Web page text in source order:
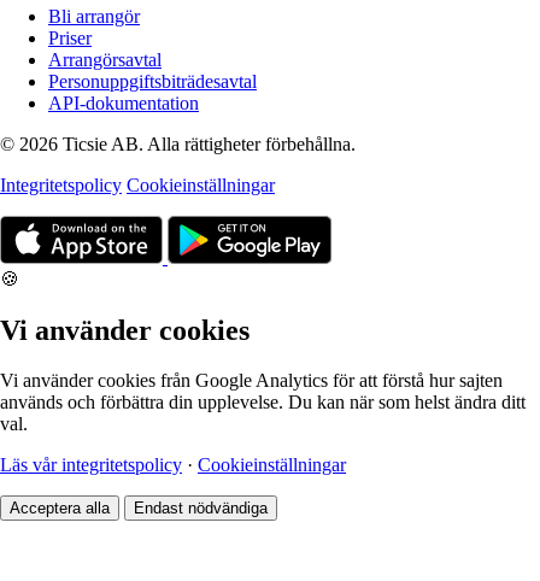
Bli arrangör
Priser
Arrangörsavtal
Personuppgiftsbiträdesavtal
API-dokumentation
© 2026 Ticsie AB. Alla rättigheter förbehållna.
Integritetspolicy Cookieinställningar
🍪
Vi använder cookies
Vi använder cookies från Google Analytics för att förstå hur sajten
används och förbättra din upplevelse. Du kan när som helst ändra ditt
val.
Läs vår integritetspolicy · Cookieinställningar
Acceptera alla Endast nödvändiga